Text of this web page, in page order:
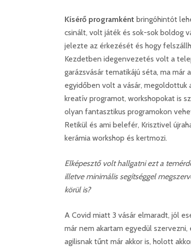
Kísérő programként bringóhintót
csinált, volt játék és sok-sok boldog
jelezte az érkezését és hogy
Kezdetben idegenvezetés volt a
garázsvásár tematikájú séta, ma már
egyidőben volt a vásár, megoldottuk
kreatív programot, workshopokat is
olyan fantasztikus programokon
Retikül és ami belefér, Krisztivel
kerámia workshop és kertmozi.
Elképesztő volt hallgatni ezt a
illetve minimális segítséggel
körül is?
A Covid miatt 3 vásár elmaradt, jól
már nem akartam egyedül
agilisnak tűnt már akkor is, holott